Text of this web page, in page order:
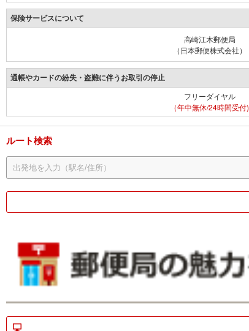
保険サービスについて
高崎江木郵便局
（日本郵便株式会社）
通帳やカードの紛失・盗難に伴うお取引の停止
フリーダイヤル
（年中無休/24時間受付)
ルート検索